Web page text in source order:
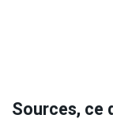
Sources, ce